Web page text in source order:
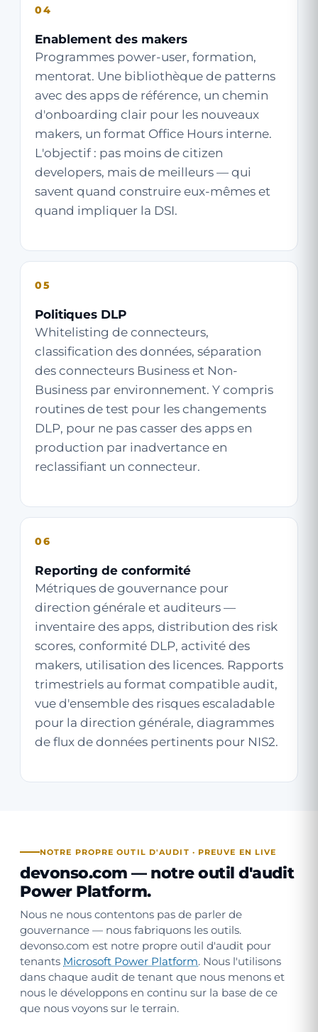
04
Enablement des makers
Programmes power-user, formation,
mentorat. Une bibliothèque de patterns
avec des apps de référence, un chemin
d'onboarding clair pour les nouveaux
makers, un format Office Hours interne.
L'objectif : pas moins de citizen
developers, mais de meilleurs — qui
savent quand construire eux-mêmes et
quand impliquer la DSI.
05
Politiques DLP
Whitelisting de connecteurs,
classification des données, séparation
des connecteurs Business et Non-
Business par environnement. Y compris
routines de test pour les changements
DLP, pour ne pas casser des apps en
production par inadvertance en
reclassifiant un connecteur.
06
Reporting de conformité
Métriques de gouvernance pour
direction générale et auditeurs —
inventaire des apps, distribution des risk
scores, conformité DLP, activité des
makers, utilisation des licences. Rapports
trimestriels au format compatible audit,
vue d'ensemble des risques escaladable
pour la direction générale, diagrammes
de flux de données pertinents pour NIS2.
NOTRE PROPRE OUTIL D'AUDIT · PREUVE EN LIVE
devonso.com — notre outil d'audit
Power Platform.
Nous ne nous contentons pas de parler de
gouvernance — nous fabriquons les outils.
devonso.com est notre propre outil d'audit pour
tenants Microsoft Power Platform. Nous l'utilisons
dans chaque audit de tenant que nous menons et
nous le développons en continu sur la base de ce
que nous voyons sur le terrain.